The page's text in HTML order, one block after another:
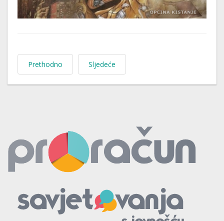
Prethodno Sljedeće